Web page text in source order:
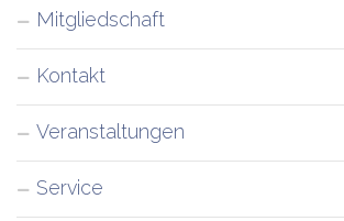
Mitgliedschaft
Kontakt
Veranstaltungen
Service